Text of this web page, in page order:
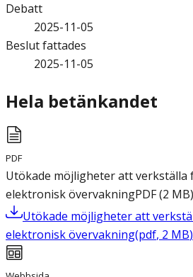
Debatt
2025-11-05
Beslut fattades
2025-11-05
Hela betänkandet
PDF
Utökade möjligheter att verkställa
elektronisk övervakningPDF(2 MB)
Utökade möjligheter att
elektronisk övervakning(pdf, 2 MB)